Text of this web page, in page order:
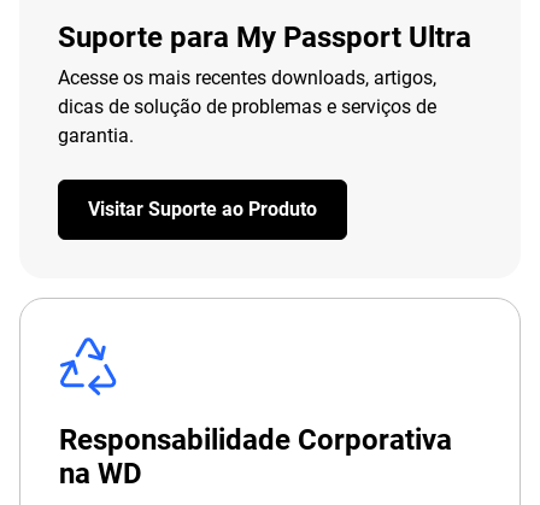
Suporte para My Passport Ultra
Acesse os mais recentes downloads, artigos,
dicas de solução de problemas e serviços de
garantia.
Visitar Suporte ao Produto
Responsabilidade Corporativa
na WD